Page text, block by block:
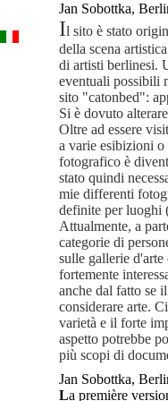
Jan Sobottka,
Il sito è stato
della scena
di artisti berlinesi.
eventuali possibili
sito "catonbed":
Si è dovuto
Oltre ad essere
a varie esibizioni
fotografico è
stato quindi
mie differenti
definite per luoghi
Attualmente, a
categorie di
sulle gallerie
fortemente
anche dal fatto se
considerare arte.
varietà e il forte
aspetto potrebbe
più scopi di
Jan Sobottka,
La première